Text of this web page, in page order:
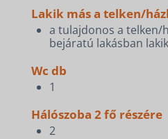
Lakik más a telken/
a tulajdonos a telken/
bejáratú lakásban lakik
Wc db
1
Hálószoba 2 fő részére
2